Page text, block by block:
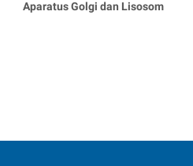
Aparatus Golgi dan Lisosom